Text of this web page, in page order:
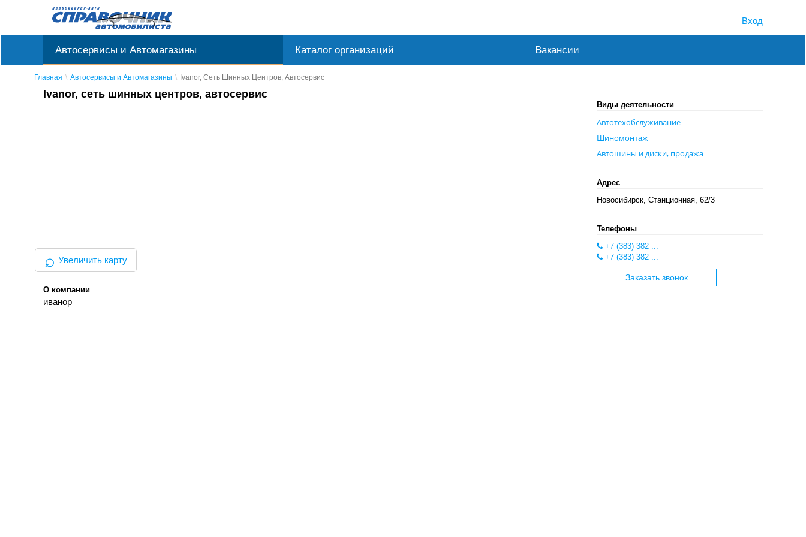
Вход
Автосервисы и Автомагазины Каталог организаций Вакансии
Главная Автосервисы и Автомагазины Ivanor, Сеть Шинных Центров, Автосервис
Ivanor, сеть шинных центров, автосервис
⌕ Увеличить карту
О компании
иванор
Виды деятельности
Автотехобслуживание
Шиномонтаж
Автошины и диски, продажа
Адрес
Новосибирск, Станционная, 62/3
Телефоны
+7 (383) 382 ...
+7 (383) 382 ...
Заказать звонок